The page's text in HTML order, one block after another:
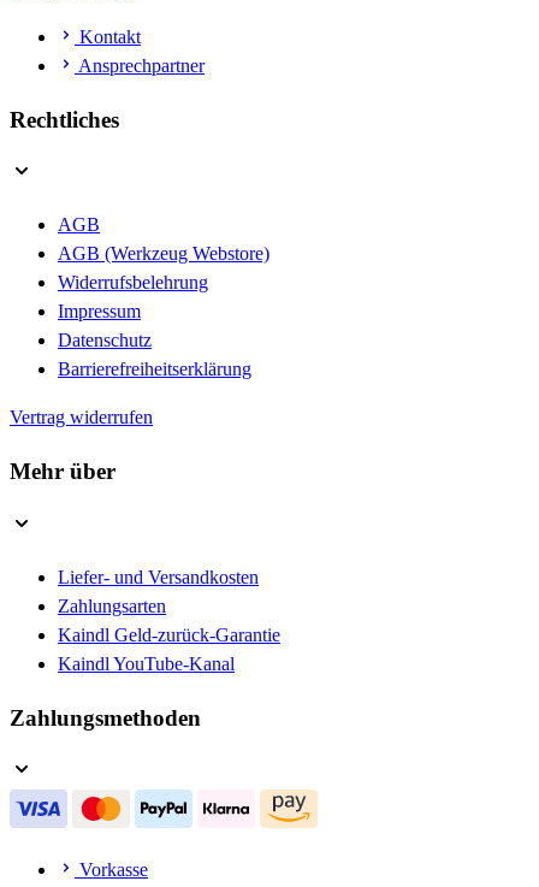
Kontakt
Ansprechpartner
Rechtliches
AGB
AGB (Werkzeug Webstore)
Widerrufsbelehrung
Impressum
Datenschutz
Barrierefreiheitserklärung
Vertrag widerrufen
Mehr über
Liefer- und Versandkosten
Zahlungsarten
Kaindl Geld-zurück-Garantie
Kaindl YouTube-Kanal
Zahlungsmethoden
Vorkasse